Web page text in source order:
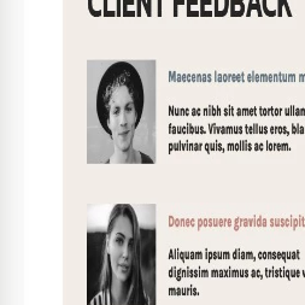
Está diseñado para ser fácil
¿Es gratuito el uso del
Sí, puedes descargarlo y
¿Puedo editar el texto y las
Sí, todo el texto e
¿Admite contenido
Sí, puedes añadir texto en